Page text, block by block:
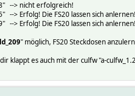
--> nicht erfolgreich!
--> Erfolg! Die FS20 lassen sich anlernen!
--> Erfolg! Die FS20 lassen sich anlernen!
" möglich, FS20 Steckdosen
klappt es auch mit der culfw "a-